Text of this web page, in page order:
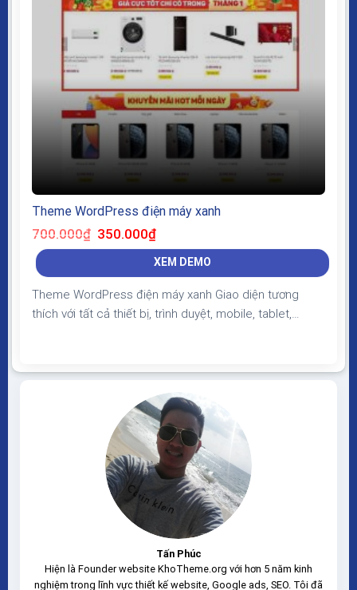
Theme WordPress điện máy xanh
700.000₫ Giá
gốc
là:
350.000₫Giá
tại
là:
XEM DEMO
Theme WordPress điện máy xanh Giao diện tương
thích với tất cả thiết bị, trình duyệt, mobile, tablet,
nhanh nhẹ tối ưu với các công cụ tìm kiếm Theme
sạch hoàn toàn 100% không virus, không...
Tấn Phúc
Hiện là Founder website KhoTheme.org với hơn 5 năm kinh
nghiệm trong lĩnh vực thiết kế website, Google ads, SEO. Tôi đã